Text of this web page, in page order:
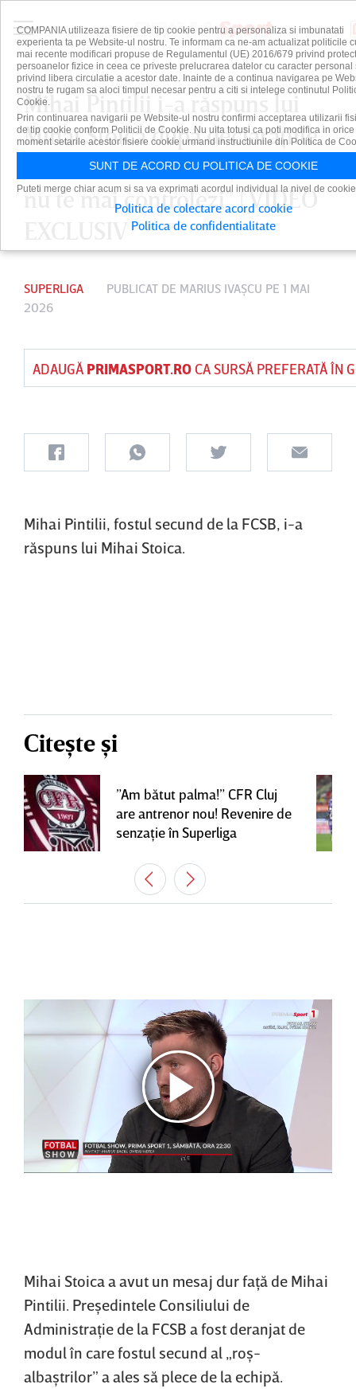
Mihai Pintilii i-a răspuns lui
Mihai Stoica după declaraţiile
dure de ieri: „Când eşti nervos,
nu te mai controlezi” | VIDEO
SUPERLIGA PUBLICAT DE MARIUS IVAŞCU PE 1 MAI
2026
ADAUGĂ PRIMASPORT.ROCA SURSĂ PREFERATĂ ÎN
Mihai Pintilii, fostul secund de la FCSB, i-a
răspuns lui Mihai Stoica.
Citește și
”Am bătut palma!” CFR Cluj
are antrenor nou! Revenire de
senzaţie în Superliga
Mihai Stoica a avut un mesaj dur faţă de Mihai
Pintilii. Preşedintele Consiliului de
Administraţie de la FCSB a fost deranjat de
modul în care fostul secund al „roş-
albaştrilor” a ales să plece de la echipă.
COMPANIA utilizeaza fisiere de tip cookie pentru a personaliza si imbunatati
experienta ta pe Website-ul nostru. Te informam ca ne-am actualizat politicile
mai recente modificari propuse de Regulamentul (UE) 2016/679 privind
persoanelor fizice in ceea ce priveste prelucrarea datelor cu caracter personal
privind libera circulatie a acestor date. Inainte de a continua navigarea pe
nostru te rugam sa aloci timpul necesar pentru a citi si intelege continutul
Cookie.
Prin continuarea navigarii pe Website-ul nostru confirmi acceptarea utilizarii
de tip cookie conform Politicii de Cookie. Nu uita totusi ca poti modifica in orice
moment setarile acestor fisiere cookie urmand instructiunile din Politica de
SUNT DE ACORD CU POLITICA DE COOKIE
Puteti merge chiar acum si sa va exprimati acordul individual la nivel de
Politica de colectare acord cookie
Politica de confidentialitate